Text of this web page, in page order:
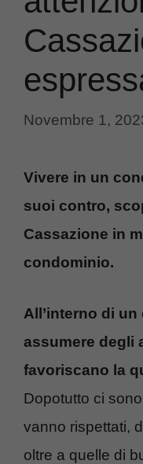
Novembre 1,
Vivere in un
suoi contro,
Cassazione in
condominio.
All’interno di
assumere degli
favoriscano la
Dopotutto ci
vanno rispettati,
oltre a quelle di